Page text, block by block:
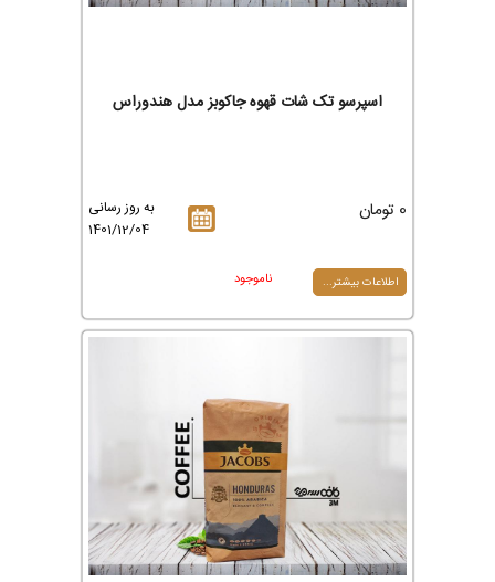
اسپرسو تک شات قهوه جاکوبز مدل هندوراس
به روز رسانی
1401/12/04
0 تومان
اطلاعات بیشتر... ناموجود